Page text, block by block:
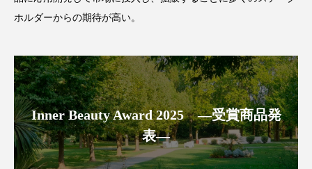
コグニティブヘルス
コネクテッド・ビューティ コミュニケーション
コルチゾール サステナビリティ
サステナブル美容 サプライチェーン
サプリ サロンクレンジング サロン戦略
ホルダーからの期待が高い。
Inner Beauty Award 2025 ―受賞商品発
表―